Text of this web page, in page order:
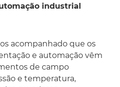
industrial
acompanhado que os
e automação vêm
de campo
e temperatura,